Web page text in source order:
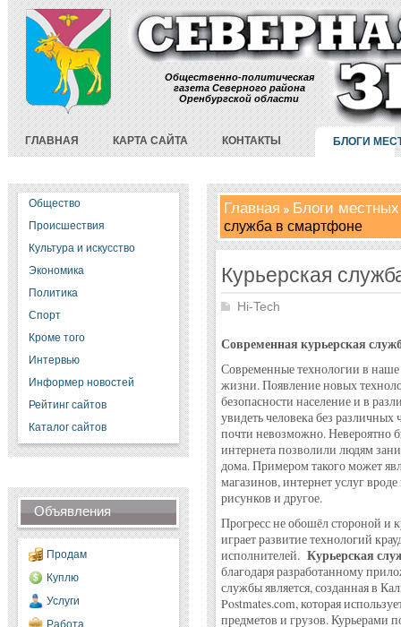
Общественно-политическая
газета Северного района
Оренбургской области
ГЛАВНАЯ КАРТА САЙТА КОНТАКТЫ БЛОГИ
Общество
Происшествия
Культура и искусство
Экономика
Политика
Спорт
Кроме того
Интервью
Информер новостей
Рейтинг сайтов
Каталог сайтов
Объявления
Продам
Куплю
Услуги
Работа
Главная Блоги
служба в смартфоне
Курьерская
Hi-Tech
Современная курьерская
Современные технологии в
жизни. Появление новых
безопасности население и в
увидеть человека без
почти невозможно. Невероятно
интернета позволили людям
дома. Примером такого может
магазинов, интернет услуг
рисунков и другое.
Прогресс не обошёл стороной и
играет развитие технологий
исполнителей. Курьерская
благодаря разработанному
службы является, созданная в
Postmates.com, которая
предметов и грузов. Курьерами